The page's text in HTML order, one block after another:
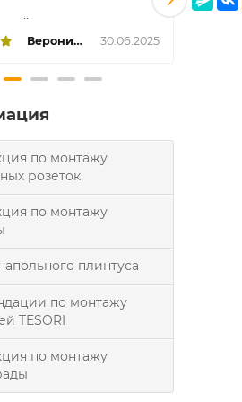
Вероника 30.06.2025
по монтажу
розеток
по монтажу
плинтуса
по монтажу
TESORI
по монтажу